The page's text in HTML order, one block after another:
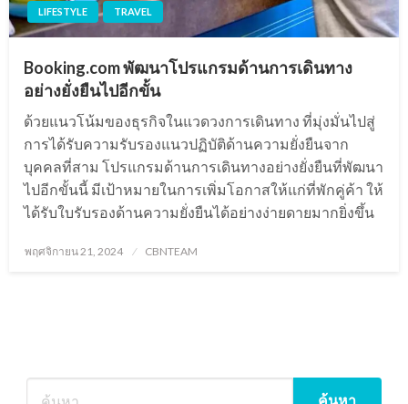
LIFESTYLE TRAVEL
Booking.com พัฒนาโปรแกรมด้านการเดินทาง
อย่างยั่งยืนไปอีกขั้น
ด้วยแนวโน้มของธุรกิจในแวดวงการเดินทาง ที่มุ่งมั่นไปสู่
การได้รับความรับรองแนวปฏิบัติด้านความยั่งยืนจาก
บุคคลที่สาม โปรแกรมด้านการเดินทางอย่างยั่งยืนที่พัฒนา
ไปอีกขั้นนี้ มีเป้าหมายในการเพิ่มโอกาสให้แก่ที่พักคู่ค้า ให้
ได้รับใบรับรองด้านความยั่งยืนได้อย่างง่ายดายมากยิ่งขึ้น
Posted
พฤศจิกายน 21, 2024 CBNTEAM